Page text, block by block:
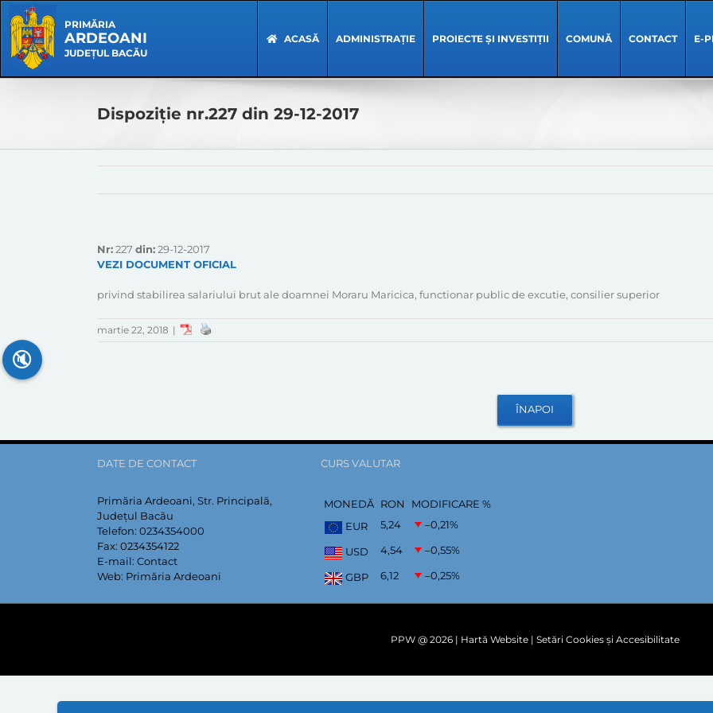
content
Navigation
PRIMĂRIA
ARDEOANI
JUDEȚUL BACĂU
ACASĂ ADMINISTRAȚIE PROIECTE ȘI INVESTIȚII COMUNĂ CONTACT E-
Dispoziție nr.227 din 29-12-2017
Nr:227 din:29-12-2017
VEZI DOCUMENT OFICIAL
privind stabilirea salariului brut ale doamnei Moraru Maricica, functionar public de excutie, consilier superior
martie 22, 2018 |
DATE DE CONTACT
Primăria Ardeoani, Str. Principală,
Județul Bacău
Telefon: 0234354000
Fax: 0234354122
E-mail: Contact
Web: Primăria Ardeoani
CURS VALUTAR
MONEDĂ RON
MODIFICARE %
EUR
5,24 –0,21%
USD 4,54 –0,55%
GBP 6,12 –0,25%
PPW @ 2026 | Hartă Website| Setări Cookies și Accesibilitate
🔇